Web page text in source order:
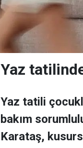
Yaz
Yaz tatili
bakım
Karataş,